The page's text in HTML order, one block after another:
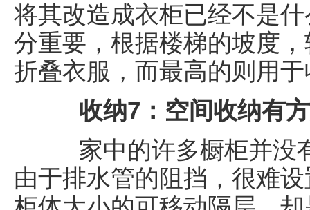
将其改造成衣柜已经不是
分重要，根据楼梯的坡度
折叠衣服，而最高的则用
收纳7：空间收纳有方
家中的许多橱柜并没
由于排水管的阻挡，很难